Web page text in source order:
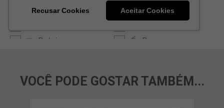
VOCÊ PODE GOSTAR TAMBÉM...